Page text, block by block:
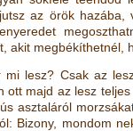
az örök hazába,
akit megbékíthetnél,
lesz? Csak az
ott majd az lesz
asztaláról
Bizony, mondom